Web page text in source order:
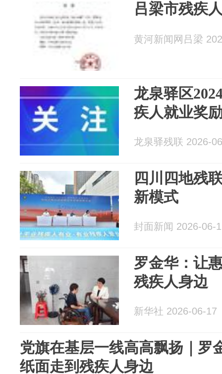
吕梁市残疾
黄河新闻网吕梁
龙泉驿区
疾人就业奖
龙泉驿残联 2026-
四川四地残
新模式
封面新闻 2026-06-
罗金华：让
残疾人身边
新华社 2026-06-17
党旗在基层一线高高飘扬｜罗
纸面走到残疾人身边